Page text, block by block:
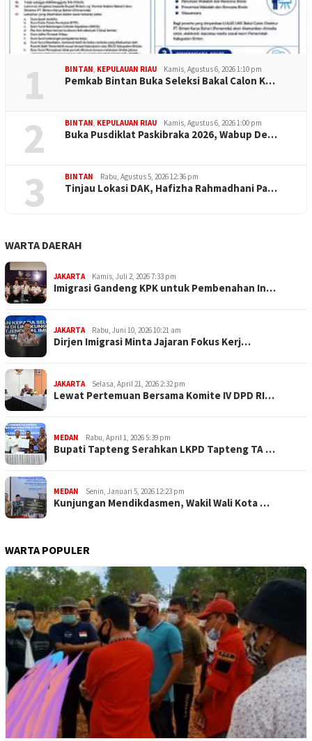
1 BINTAN, KEPULAUAN RIAU Kamis, Agustus 6, 2026 1:10 pm
Pemkab Bintan Buka Seleksi Bakal Calon K…
2 BINTAN, KEPULAUAN RIAU Kamis, Agustus 6, 2026 1:00 pm
Buka Pusdiklat Paskibraka 2026, Wabup De…
3 BINTAN Rabu, Agustus 5, 2026 12:36 pm
Tinjau Lokasi DAK, Hafizha Rahmadhani Pa…
WARTA DAERAH
JAKARTA Kamis, Juli 2, 2026 7:33 pm
Imigrasi Gandeng KPK untuk Pembenahan In…
JAKARTA Rabu, Juni 10, 2026 10:21 am
Dirjen Imigrasi Minta Jajaran Fokus Kerj…
JAKARTA Selasa, April 21, 2026 2:32 pm
Lewat Pertemuan Bersama Komite IV DPD RI…
MEDAN Rabu, April 1, 2026 5:39 pm
Bupati Tapteng Serahkan LKPD Tapteng TA …
MEDAN Senin, Januari 5, 2026 12:23 pm
Kunjungan Mendikdasmen, Wakil Wali Kota …
WARTA POPULER